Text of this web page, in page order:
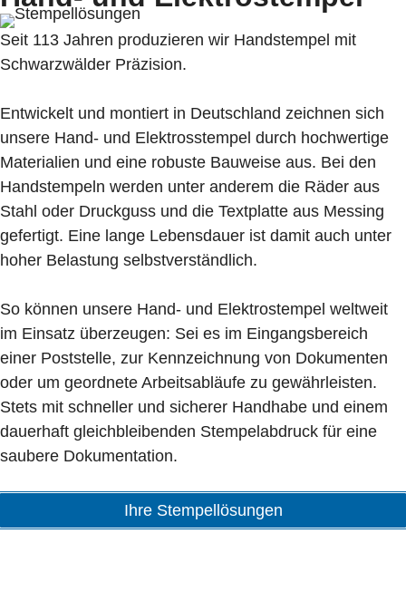
Seit 113 Jahren produzieren wir Handstempel mit
Schwarzwälder Präzision.
Entwickelt und montiert in Deutschland zeichnen sich
unsere Hand- und Elektrosstempel durch hochwertige
Materialien und eine robuste Bauweise aus. Bei den
Handstempeln werden unter anderem die Räder aus
Stahl oder Druckguss und die Textplatte aus Messing
gefertigt. Eine lange Lebensdauer ist damit auch unter
hoher Belastung selbstverständlich.
So können unsere Hand- und Elektrostempel weltweit
im Einsatz überzeugen: Sei es im Eingangsbereich
einer Poststelle, zur Kennzeichnung von Dokumenten
oder um geordnete Arbeitsabläufe zu gewährleisten.
Stets mit schneller und sicherer Handhabe und einem
dauerhaft gleichbleibenden Stempelabdruck für eine
saubere Dokumentation.
Ihre Stempellösungen